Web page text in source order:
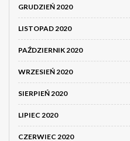
GRUDZIEŃ 2020
LISTOPAD 2020
PAŹDZIERNIK 2020
WRZESIEŃ 2020
SIERPIEŃ 2020
LIPIEC 2020
CZERWIEC 2020